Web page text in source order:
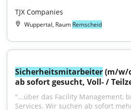
TJX Companies
Wuppertal, Raum Remscheid
Sicherheitsmitarbeiter (m/w/
ab sofort gesucht, Voll- /
"...über das Facility Management,